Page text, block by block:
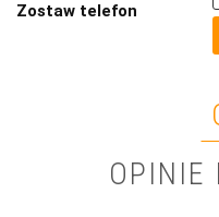
Zostaw telefon
OPINIE